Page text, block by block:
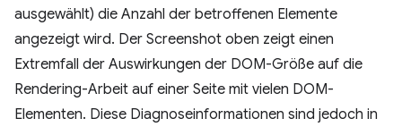
ausgewählt) die Anzahl der betroffenen Elemente
angezeigt wird. Der Screenshot oben zeigt einen
Extremfall der Auswirkungen der DOM-Größe auf die
Rendering-Arbeit auf einer Seite mit vielen DOM-
Elementen. Diese Diagnoseinformationen sind jedoch in